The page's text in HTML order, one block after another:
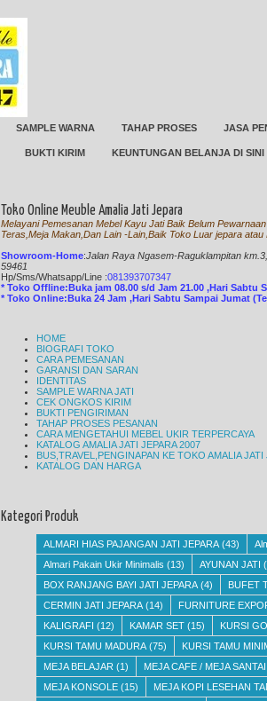
SAMPLE WARNA TAHAP PROSES JASA
BUKTI KIRIM KEUNTUNGAN BELANJA DI SINI
Toko Online Meuble Amalia Jati Jepara
Melayani Pemesanan Mebel Kayu Jati Baik Belum
Teras,Meja Makan,Dan Lain -Lain,Baik Toko Luar jepara atau
Showroom-Home:Jalan Raya Ngasem-Raguklampitan
59461
Hp/Sms/Whatsapp/Line :081393707347
* Toko Offline:Buka jam 08.00 s/d Jam 21.00 ,Hari
* Toko Online:Buka 24 Jam ,Hari Sabtu Sampai Jumat
HOME
BIOGRAFI TOKO
CARA PEMESANAN
GARANSI DAN SARAN
IDENTITAS
SAMPLE WARNA JATI
CEK ONGKOS KIRIM
BUKTI PENGIRIMAN
TAHAP PROSES PESANAN
CARA MENGETAHUI MEBEL UKIR TERPERCAYA
KATALOG AMALIA JATI JEPARA 2007
BUS,TRAVEL,PENGINAPAN KE TOKO AMALIA JATI
KATALOG DAN HARGA
Kategori Produk
ALMARI HIAS PAJANGAN JATI JEPARA (43)
Almari Pakain Ukir Minimalis (13) AYUNAN JATI
BOX RANJANG BAYI JATI JEPARA (4) BUFET
CERMIN JATI JEPARA (14) FURNITURE
KALIGRAFI (12) KAMAR SET (15) KURSI
KURSI TAMU MADURA (75) KURSI TAMU
MEJA BELAJAR (1) MEJA CAFE / MEJA SANTAI
MEJA KONSOLE (15) MEJA KOPI LESEHAN